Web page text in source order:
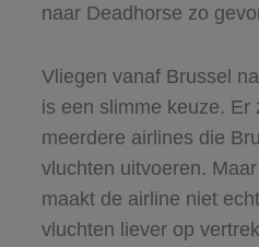
naar Deadhorse zo
Vliegen vanaf Brussel
is een slimme keuze. Er
meerdere airlines die
vluchten uitvoeren.
maakt de airline niet
vluchten liever op